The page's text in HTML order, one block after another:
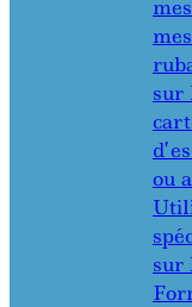
sur
ou
sur